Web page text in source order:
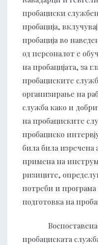
пробациски
пробација,
пробација во
од персоналот е
на пробацијата, за
пробациските
организирање на
служба како и
на пробациските
пробациско
била била
примена на
ризиците,
потреби и
подготовка на
Воспоставена е
пробациската